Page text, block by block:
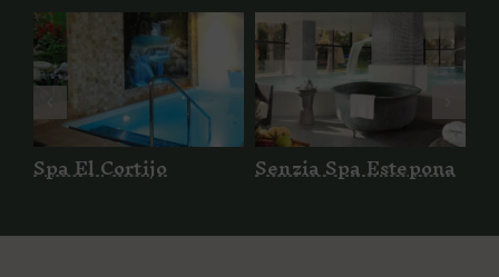
Spa El Cortijo
Spa El Cortijo
Senzia Spa
Estepona
Senzia Spa Estepona